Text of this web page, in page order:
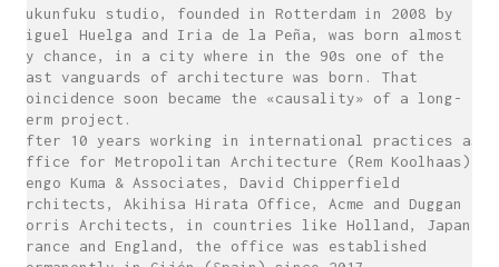
sukunfuku studio, founded in Rotterdam in 2008 by
Miguel Huelga and Iria de la Peña, was born almost
by chance, in a city where in the 90s one of the
last vanguards of architecture was born. That
coincidence soon became the «causality» of a long-
term project.
After 10 years working in international practices as
Office for Metropolitan Architecture (Rem Koolhaas),
Kengo Kuma & Associates, David Chipperfield
Architects, Akihisa Hirata Office, Acme and Duggan
Morris Architects, in countries like Holland, Japan,
France and England, the office was established